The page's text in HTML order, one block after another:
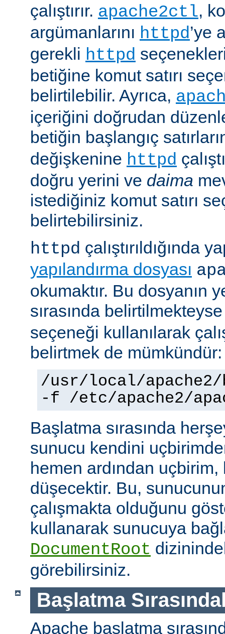
çalıştırır. apache2ctl,
argümanlarını httpd’ye
gerekli httpd
betiğine komut satırı
belirtilebilir. Ayrıca,
içeriğini doğrudan
betiğin başlangıç
değişkenine httpd
doğru yerini ve daima
istediğiniz komut satırı
belirtebilirsiniz.
httpd çalıştırıldığında
yapılandırma dosyası
okumaktır. Bu dosyanın
sırasında
seçeneği kullanılarak
belirtmek de mümkündür:
/usr/local/
-f /etc/apache2/
Başlatma sırasında
sunucu kendini
hemen ardından
düşecektir. Bu,
çalışmakta olduğunu
kullanarak sunucuya
DocumentRoot
görebilirsiniz.
Başlatma
Apache başlatma